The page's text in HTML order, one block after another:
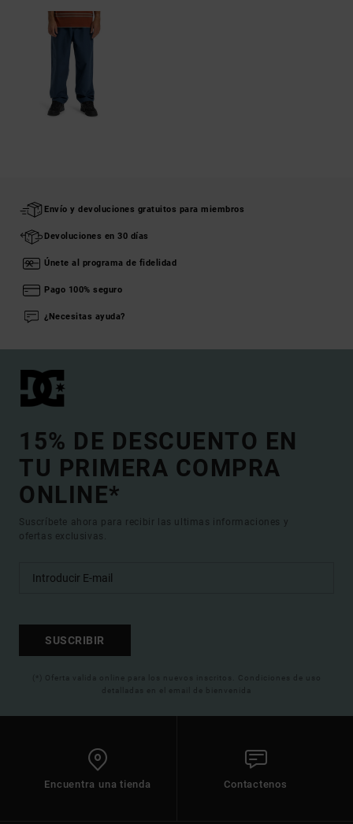
Envío y devoluciones gratuitos para miembros
Devoluciones en 30 días
Únete al programa de fidelidad
Pago 100% seguro
¿Necesitas ayuda?
15% DE DESCUENTO EN
TU PRIMERA COMPRA
ONLINE*
Suscríbete ahora para recibir las ultimas informaciones y
ofertas exclusivas.
SUSCRIBIR
(*) Oferta valida online para los nuevos inscritos. Condiciones de uso
detalladas en el email de bienvenida
Encuentra una tienda Contactenos